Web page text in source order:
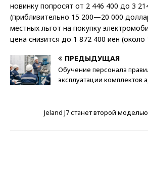
новинку попросят от 2 446 400 до 3
(приблизительно 15 200—20 000
местных льгот на покупку
цена снизится до 1 872 400 иен
ПРЕДЫДУЩАЯ
Обучение персонала
эксплуатации комплектов
Jeland J7 станет второй